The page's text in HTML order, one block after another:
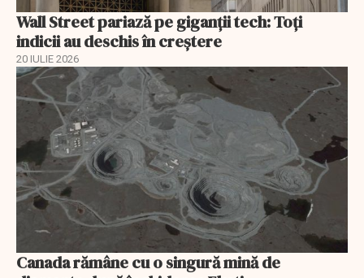
Wall Street pariază pe giganții tech: Toți
indicii au deschis în creștere
20 IULIE 2026
Canada rămâne cu o singură mină de